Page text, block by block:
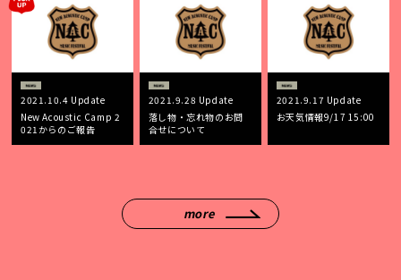
2021.10.4 Update
New Acoustic Camp 2
021からのご報告
2021.9.28 Update
落し物・忘れ物のお問
合せについて
2021.9.17 Update
お天気情報9/17 15:00
more